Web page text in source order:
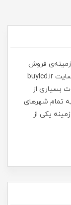
فعالیت خود را از سال 1389 در زمینه‌ی فروش
قطعات کامپیوتر به صورت آنلاین از طریق وبسایت buylcd.ir
بسیاری از
تمام شهرهای
یکی از